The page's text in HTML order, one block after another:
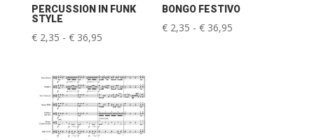
PERCUSSION IN FUNK
STYLE
€2,35 - €36,95Prijsklasse:
tot
€ 36,95
BONGO FESTIVO
€ 2,35 - € 36,95